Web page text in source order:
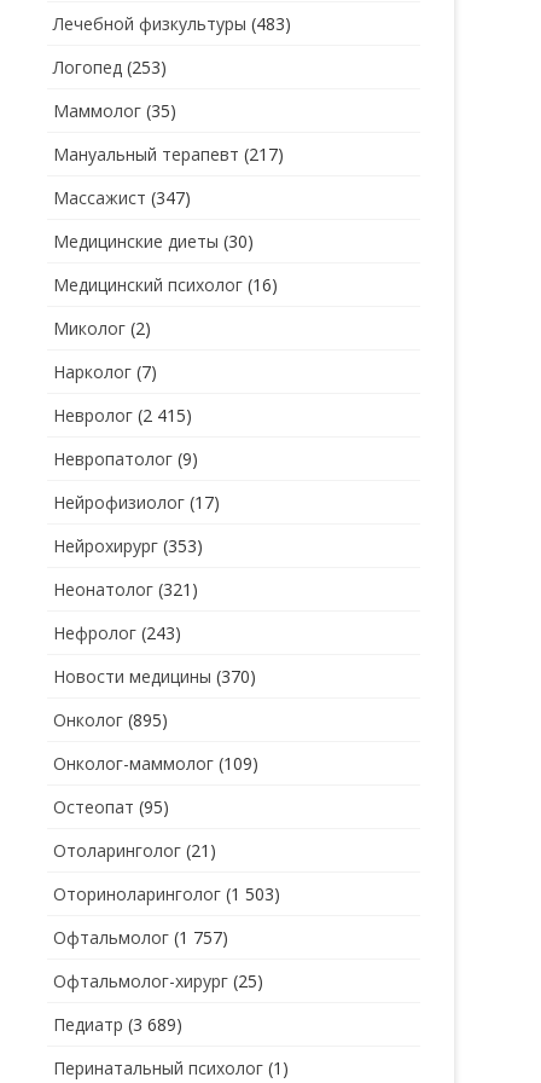
Лечебной физкультуры (483)
Логопед (253)
Маммолог (35)
Мануальный терапевт (217)
Массажист (347)
Медицинские диеты (30)
Медицинский психолог (16)
Миколог (2)
Нарколог (7)
Невролог (2 415)
Невропатолог (9)
Нейрофизиолог (17)
Нейрохирург (353)
Неонатолог (321)
Нефролог (243)
Новости медицины (370)
Онколог (895)
Онколог-маммолог (109)
Остеопат (95)
Отоларинголог (21)
Оториноларинголог (1 503)
Офтальмолог (1 757)
Офтальмолог-хирург (25)
Педиатр (3 689)
Перинатальный психолог (1)